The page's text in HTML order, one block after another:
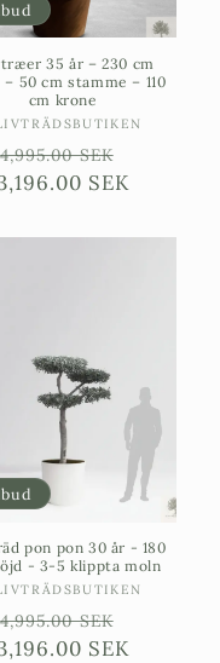
35 år – 230 cm
– 50 cm stamme – 110
cm krone
Sælgere:
Ordinarie
pris
4,995.00 SEK
SEK
pon pon 30 år - 180
- 3-5 klippta moln
Sælgere:
Ordinarie
pris
4,995.00 SEK
SEK